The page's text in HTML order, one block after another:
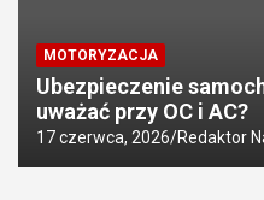
MOTORYZACJA
Ubezpieczenie
uważać przy OC i AC?
17 czerwca, 2026 Redaktor